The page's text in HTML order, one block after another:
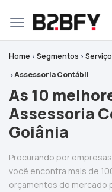
Home Segmentos
Assessoria Contábil
As 10
Assessoria
Goiânia
Procurando por
você encontra mais de
orçamentos do mercado